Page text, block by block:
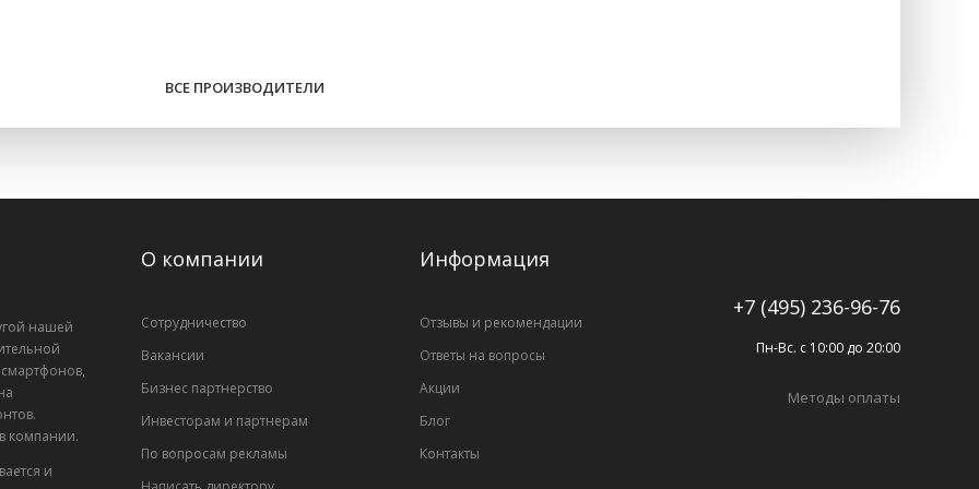
ВСЕ ПРОИЗВОДИТЕЛИ
нашей
смартфонов,
компании.
и
О компании
Сотрудничество
Вакансии
Бизнес партнерство
Инвесторам и партнерам
По вопросам рекламы
Информация
Отзывы и рекомендации
Ответы на вопросы
Акции
Блог
Контакты
+7 (495) 236-96-76
Пн-Вс. с 10:00 до 20:00
Методы оплаты